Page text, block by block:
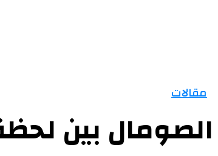
مقالات
الصومال بين